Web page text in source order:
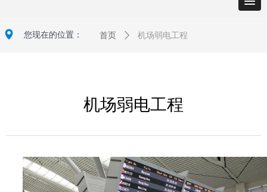
넹 您现在的位置： 首页 ꄲ 机场弱电工程
机场弱电工程